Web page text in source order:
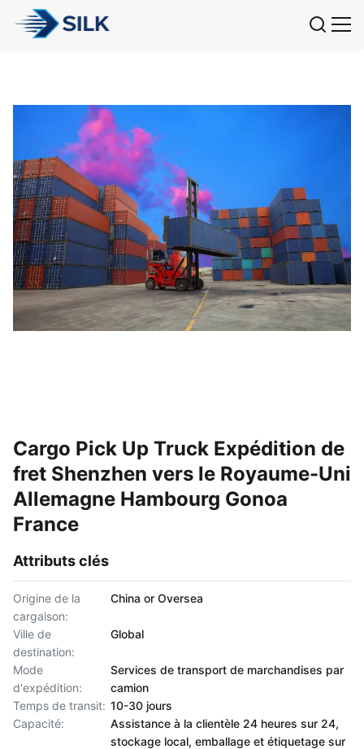
Cargo Pick Up Truck Expédition de
fret Shenzhen vers le Royaume-Uni
Allemagne Hambourg Gonoa
France
Attributs clés
Origine de la
cargaison:
China or Oversea
Ville de
destination:
Global
Mode
d'expédition:
Services de transport de marchandises par
camion
Temps de transit: 10-30 jours
Capacité:
Assistance à la clientèle 24 heures sur 24,
stockage local, emballage et étiquetage sur